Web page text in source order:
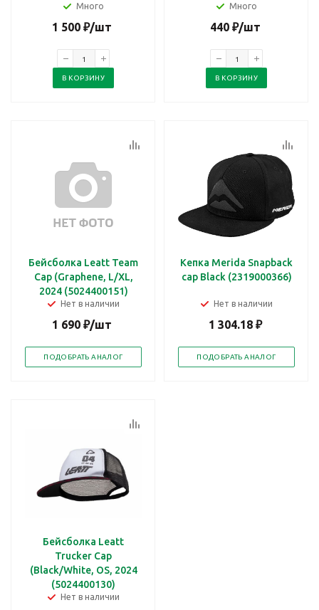
Много
1 500 ₽/шт
В КОРЗИНУ
Много
440₽/шт
В КОРЗИНУ
Бейсболка Leatt Team
Cap (Graphene, L/XL,
2024 (5024400151)
Нет в наличии
1 690 ₽/шт
ПОДОБРАТЬ АНАЛОГ
Кепка Merida Snapback
cap Black (2319000366)
Нет в наличии
1 304.18₽
ПОДОБРАТЬ АНАЛОГ
Бейсболка Leatt
Trucker Cap
(Black/White, OS, 2024
(5024400130)
Нет в наличии